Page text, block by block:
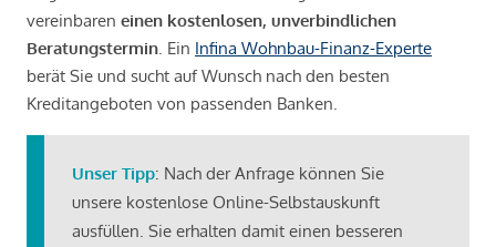
vereinbaren einen kostenlosen, unverbindlichen
Beratungstermin . Ein Infina Wohnbau-Finanz-Experte
berät Sie und sucht auf Wunsch nach den besten
Kreditangeboten von passenden Banken.
Unser Tipp: Nach der Anfrage können Sie
unsere kostenlose Online-Selbstauskunft
ausfüllen. Sie erhalten damit einen besseren